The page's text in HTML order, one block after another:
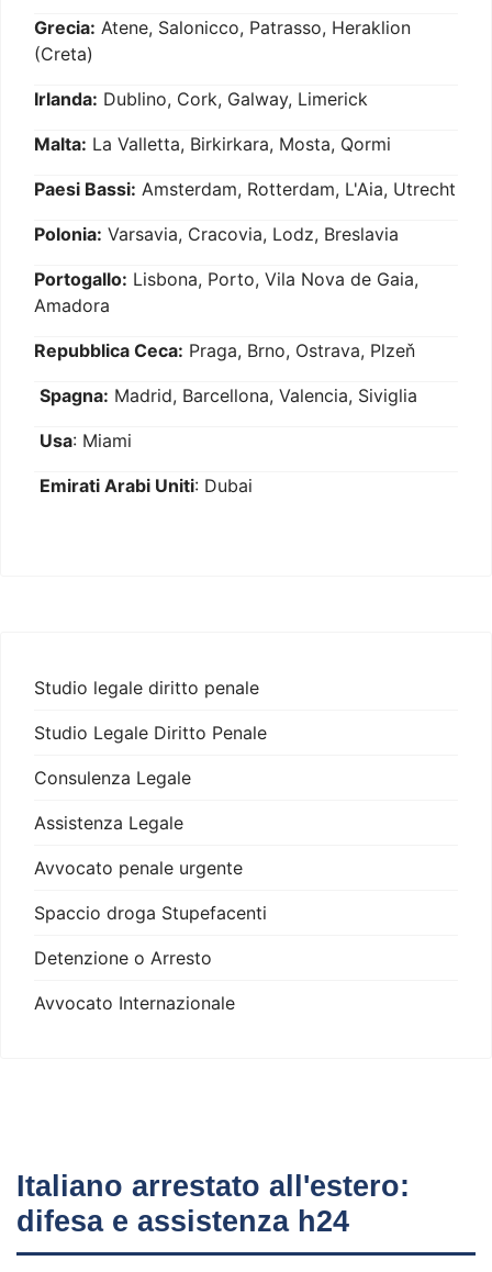
Grecia: Atene, Salonicco, Patrasso, Heraklion
(Creta)
Irlanda: Dublino, Cork, Galway, Limerick
Malta: La Valletta, Birkirkara, Mosta, Qormi
Paesi Bassi: Amsterdam, Rotterdam, L'Aia, Utrecht
Polonia: Varsavia, Cracovia, Lodz, Breslavia
Portogallo: Lisbona, Porto, Vila Nova de Gaia,
Amadora
Repubblica Ceca: Praga, Brno, Ostrava, Plzeň
Spagna: Madrid, Barcellona, Valencia, Siviglia
Usa: Miami
Emirati Arabi Uniti: Dubai
Studio legale diritto penale
Studio Legale Diritto Penale
Consulenza Legale
Assistenza Legale
Avvocato penale urgente
Spaccio droga Stupefacenti
Detenzione o Arresto
Avvocato Internazionale
Italiano arrestato all'estero:
difesa e assistenza h24